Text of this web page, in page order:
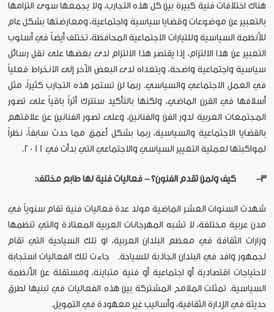
هناك اختلافات فنية كبيرة بين كل هذه التجارب، ولا يجمعها سوى التزامها
بالتعبير عن موضوعات وقضايا سياسية واجتماعية، ومعارضتها بشكل عام
للأنظمة السياسية وللتيارات الاجتماعية المحافظة، تختلف أيضاً في أسلوب
التعبير عن هذا الالتزام، إذا يقتصر هذا الالتزام لدى بعضها على نقل رسائل
سياسية واجتماعية واضحة، ويتعداه لدى البعض الآخر إلى الانخراط فعلياً
في العمل الاجتماعي والسياسي. ربما لن تستمر هذه التجارب كثيراً، مثل
أسلافها في القرن الماضي، ولكنها بالتأكيد ستترك أثراً باقياً على تصور
المجتمعات العربية لدور الفن والفنانين، وعلى تصور الفنانين عن علاقتهم
بالقضايا الاجتماعية والسياسية، ربما بشكل أعمق مما حدث سابقاً، نظراً
لمواكبتها لعملية التغيير السياسي والاجتماعي التي بدأت في 2011.
3- كيف ولمن تقدم الفنون؟ - فعاليات فنية لها طابع مختلف:
شهدت السنوات العشر الماضية مولد عدة فعاليات فنية تقام سنوياً في
مدن عربية مختلفة، لا تشبه المهرجانات العربية المعتادة والتي تنظمها
وزارات الثقافة في معظم البلدان العربية، او تلك السياحية التي تقام
لجمهور وافد في البلدان الجاذبة للسياحة. جاءت تلك الفعاليات استجابة
لاحتياجات اقتصادية أو اجتماعية أو فنية متباينة، ومستقلة عن الأنظمة
السياسية. تمثلت الملامح المشتركة بين هذه الفعاليات في تبنيها لطرق
حديثة في الإدارة الثقافية، وأساليب غير معهودة في التمويل.